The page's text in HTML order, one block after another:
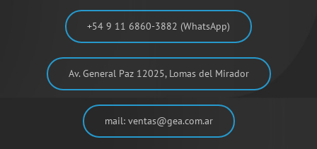
+54 9 11 6860-3882 (WhatsApp)
Av. General Paz 12025, Lomas del Mirador
mail: ventas@gea.com.ar